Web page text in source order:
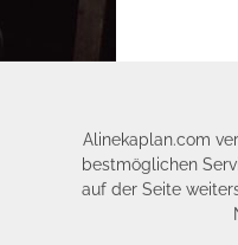
Alinekaplan.com
bestmöglichen
auf der Seite